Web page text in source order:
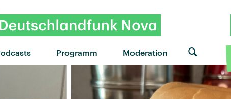
Programm Moderation
"24 Hours" von Stormzy feat. Odeal · "24